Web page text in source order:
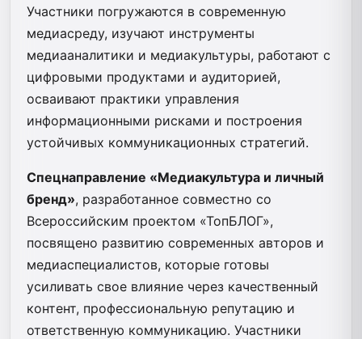
Участники погружаются в современную
медиасреду, изучают инструменты
медиааналитики и медиакультуры, работают с
цифровыми продуктами и аудиторией,
осваивают практики управления
информационными рисками и построения
устойчивых коммуникационных стратегий.
Спецнаправление «Медиакультура и личный
бренд», разработанное совместно со
Всероссийским проектом «ТопБЛОГ»,
посвящено развитию современных авторов и
медиаспециалистов, которые готовы
усиливать свое влияние через качественный
контент, профессиональную репутацию и
ответственную коммуникацию. Участники